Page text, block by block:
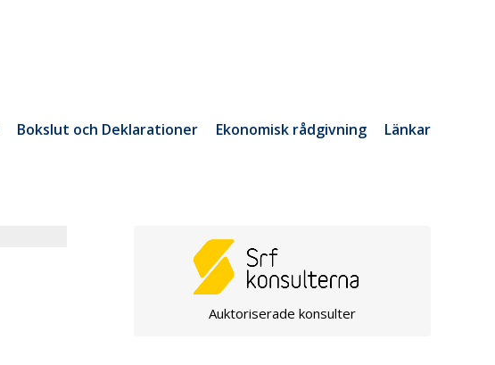
Bokslut och Deklarationer Ekonomisk rådgivning Länkar
Auktoriserade konsulter